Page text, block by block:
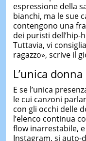
espressione della
bianchi, ma le sue
contengono una
dei puristi dell’hip-
Tuttavia, vi
ragazzo», scrive il
L’unica
E se l’unica
le cui canzoni
con gli occhi delle
l’elenco continua
flow inarrestabile,
Instagram, si auto-